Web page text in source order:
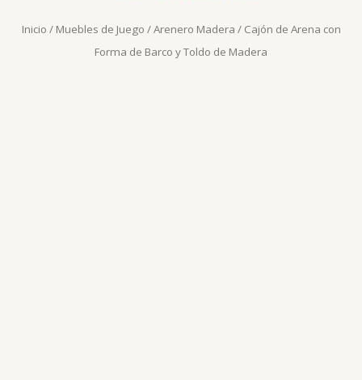
Inicio / Muebles de Juego /Arenero Madera / Cajón de Arena con
Forma de Barco y Toldo de Madera